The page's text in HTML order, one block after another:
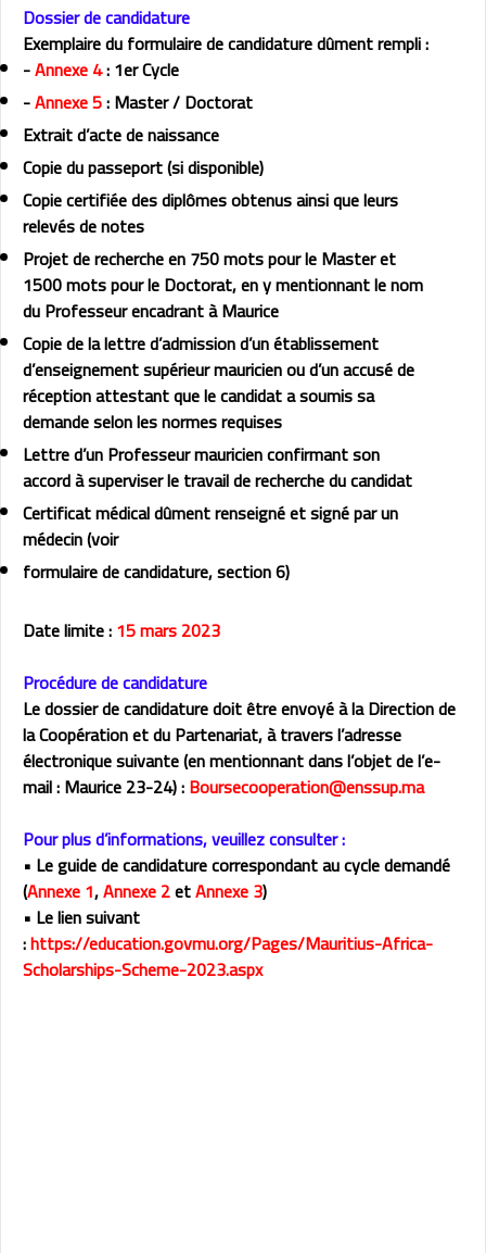
Dossier de candidature
Exemplaire du formulaire de candidature dûment rempli :
-Annexe 4: 1er Cycle
-Annexe 5: Master / Doctorat
Extrait d’acte de naissance
Copie du passeport (si disponible)
Copie certifiée des diplômes obtenus ainsi que leurs
relevés de notes
Projet de recherche en 750 mots pour le Master et
1500 mots pour le Doctorat, en y mentionnant le nom
du Professeur encadrant à Maurice
Copie de la lettre d’admission d’un établissement
d’enseignement supérieur mauricien ou d’un accusé de
réception attestant que le candidat a soumis sa
demande selon les normes requises
Lettre d’un Professeur mauricien confirmant son
accord à superviser le travail de recherche du candidat
Certificat médical dûment renseigné et signé par un
médecin (voir
formulaire de candidature, section 6)
Date limite :15 mars 2023
Procédure de candidature
Le dossier de candidature doit être envoyé à la Direction de
la Coopération et du Partenariat, à travers l’adresse
électronique suivante (en mentionnant dans l’objet de l’e-
mail :Maurice 23-24) :Boursecooperation@enssup.ma
Pour plus d’informations, veuillez consulter :
• Le guide de candidature correspondant au cycle demandé
(Annexe 1,Annexe 2etAnnexe 3)
• Le lien suivant
:https://education.govmu.org/Pages/Mauritius-Africa-
Scholarships-Scheme-2023.aspx